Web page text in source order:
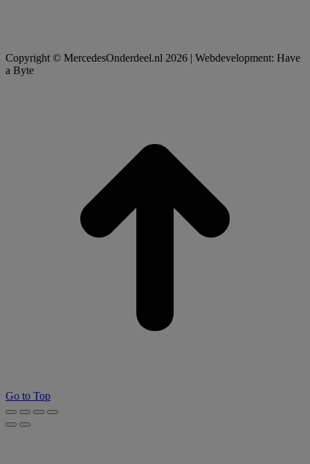
Copyright © MercedesOnderdeel.nl 2026 | Webdevelopment: Have
a Byte
Go to Top